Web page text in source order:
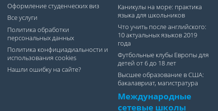
Оформление студенческих виз
Все услуги
Политика обработки
персональных данных
Политика конфициадиальности и
использования cookies
Нашли ошибку на сайте?
Каникулы на море: практика
языка для школьников
Что учить после английского:
10 актуальных языков 2019
года
Футбольные клубы Европы для
детей от 6 до 18 лет
Высшее образование в США:
бакалавриат, магистратура
Международные
сетевые школы